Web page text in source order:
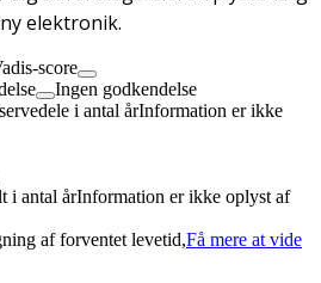
elektronik.
score
Ingen godkendelse
i antal årInformation er ikke
i antal årInformation er ikke oplyst af
af forventet levetid,Få mere at vide